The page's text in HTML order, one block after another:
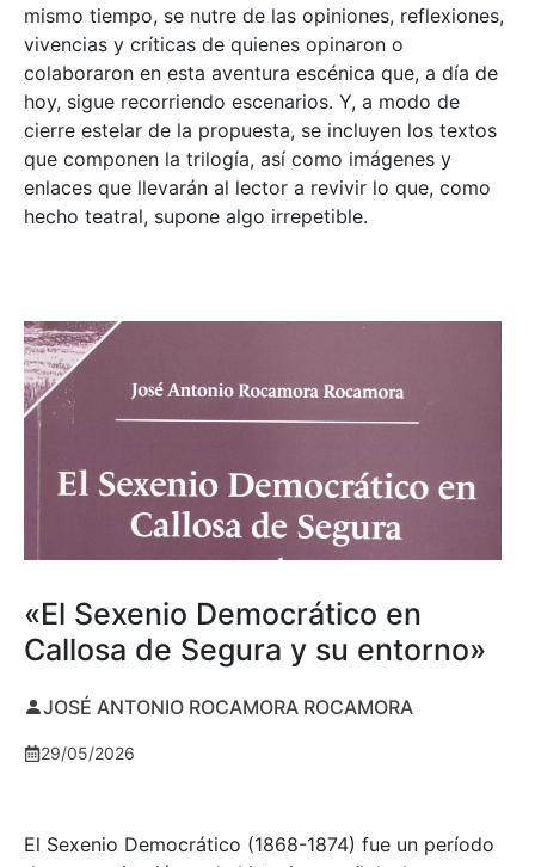
mismo tiempo, se nutre de las opiniones, reflexiones,
vivencias y críticas de quienes opinaron o
colaboraron en esta aventura escénica que, a día de
hoy, sigue recorriendo escenarios. Y, a modo de
cierre estelar de la propuesta, se incluyen los textos
que componen la trilogía, así como imágenes y
enlaces que llevarán al lector a revivir lo que, como
hecho teatral, supone algo irrepetible.
«El Sexenio Democrático en
Callosa de Segura y su entorno»
JOSÉ ANTONIO ROCAMORA ROCAMORA
29/05/2026
El Sexenio Democrático (1868-1874) fue un período